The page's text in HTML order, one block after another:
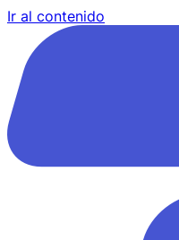
Ir al contenido